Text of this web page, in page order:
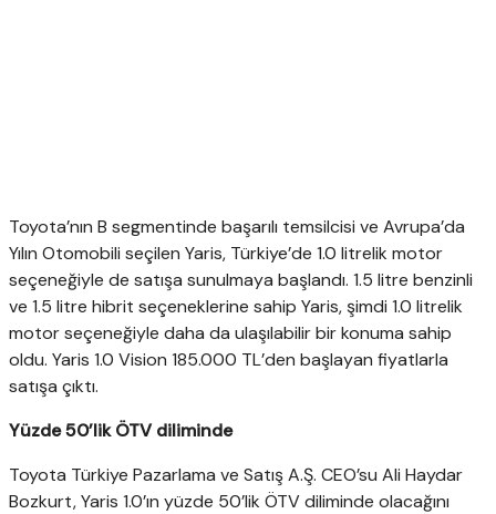
Toyota’nın B segmentinde başarılı temsilcisi ve Avrupa’da
Yılın Otomobili seçilen Yaris, Türkiye’de 1.0 litrelik motor
seçeneğiyle de satışa sunulmaya başlandı. 1.5 litre benzinli
ve 1.5 litre hibrit seçeneklerine sahip Yaris, şimdi 1.0 litrelik
motor seçeneğiyle daha da ulaşılabilir bir konuma sahip
oldu. Yaris 1.0 Vision 185.000 TL’den başlayan fiyatlarla
satışa çıktı.
Yüzde 50’lik ÖTV diliminde
Toyota Türkiye Pazarlama ve Satış A.Ş. CEO’su Ali Haydar
Bozkurt, Yaris 1.0’ın yüzde 50’lik ÖTV diliminde olacağını